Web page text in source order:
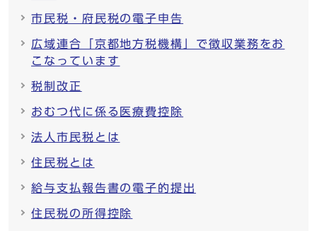
市民税・府民税の電子申告
広域連合「京都地方税機構」で徴収業務をお
こなっています
税制改正
おむつ代に係る医療費控除
法人市民税とは
住民税とは
給与支払報告書の電子的提出
住民税の所得控除